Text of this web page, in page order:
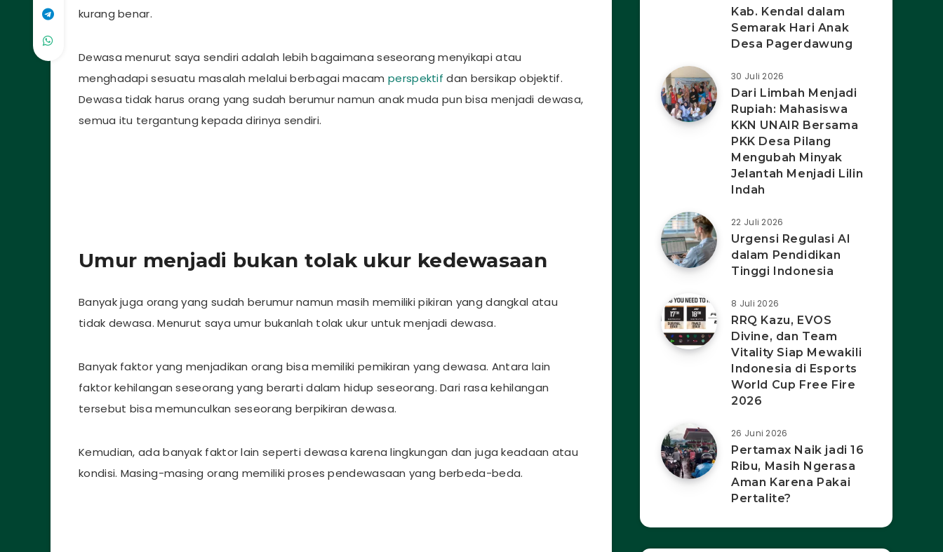
kurang benar.
Dewasa menurut saya sendiri adalah lebih bagaimana seseorang menyikapi atau
menghadapi sesuatu masalah melalui berbagai macam perspektif dan bersikap objektif.
Dewasa tidak harus orang yang sudah berumur namun anak muda pun bisa menjadi dewasa,
semua itu tergantung kepada dirinya sendiri.
Umur menjadi bukan tolak ukur kedewasaan
Banyak juga orang yang sudah berumur namun masih memiliki pikiran yang dangkal atau
tidak dewasa. Menurut saya umur bukanlah tolak ukur untuk menjadi dewasa.
Banyak faktor yang menjadikan orang bisa memiliki pemikiran yang dewasa. Antara lain
faktor kehilangan seseorang yang berarti dalam hidup seseorang. Dari rasa kehilangan
tersebut bisa memunculkan seseorang berpikiran dewasa.
Kemudian, ada banyak faktor lain seperti dewasa karena lingkungan dan juga keadaan atau
kondisi. Masing-masing orang memiliki proses pendewasaan yang berbeda-beda.
Kab. Kendal dalam
Semarak Hari Anak
Desa Pagerdawung
30 Juli 2026
Dari Limbah Menjadi
Rupiah: Mahasiswa
KKN UNAIR Bersama
PKK Desa Pilang
Mengubah Minyak
Jelantah Menjadi Lilin
Indah
22 Juli 2026
Urgensi Regulasi AI
dalam Pendidikan
Tinggi Indonesia
8 Juli 2026
RRQ Kazu, EVOS
Divine, dan Team
Vitality Siap Mewakili
Indonesia di Esports
World Cup Free Fire
2026
26 Juni 2026
Pertamax Naik jadi 16
Ribu, Masih Ngerasa
Aman Karena Pakai
Pertalite?